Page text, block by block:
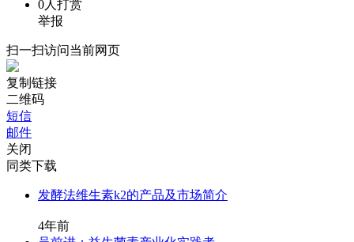
0人打赏
举报
扫一扫访问当前网页
复制链接
二维码
短信
邮件
关闭
同类下载
发酵法维生素k2的产品及市场简介
4年前